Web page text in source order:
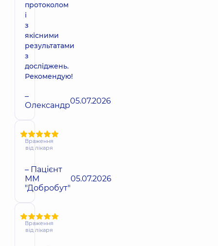
протоколом
і
з
якісними
результатами
з
досліджень.
Рекомендую!
–
Олександр05.07.2026
Враження
від лікаря
– Пацієнт
ММ
"Добробут"
05.07.2026
Враження
від лікаря